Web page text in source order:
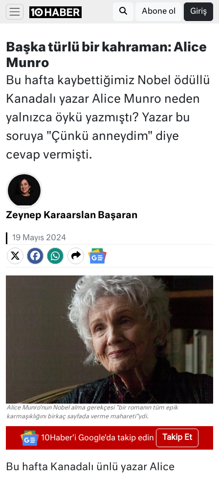
Abone ol Giriş
Başka türlü bir kahraman: Alice
Munro
Bu hafta kaybettiğimiz Nobel ödüllü
Kanadalı yazar Alice Munro neden
yalnızca öykü yazmıştı? Yazar bu
soruya "Çünkü anneydim" diye
cevap vermişti.
Zeynep Karaarslan Başaran
19 Mayıs 2024
Alice Munro'nun Nobel alma gerekçesi "bir romanın tüm epik
karmaşıklığını birkaç sayfada verme mahareti"ydi.
10Haber'i Google'da takip edin Takip Et
Bu hafta Kanadalı ünlü yazar Alice